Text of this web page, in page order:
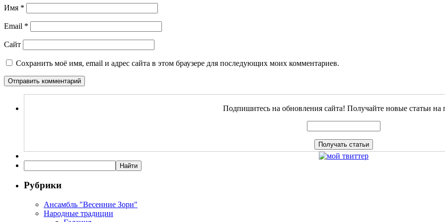
Имя *
Email *
Сайт
Сохранить моё имя, email и адрес сайта в этом браузере для последующих моих комментариев.
Подпишитесь на обновления сайта! Получайте новые статьи на
Рубрики
Ансамбль "Весенние Зори"
Народные традиции